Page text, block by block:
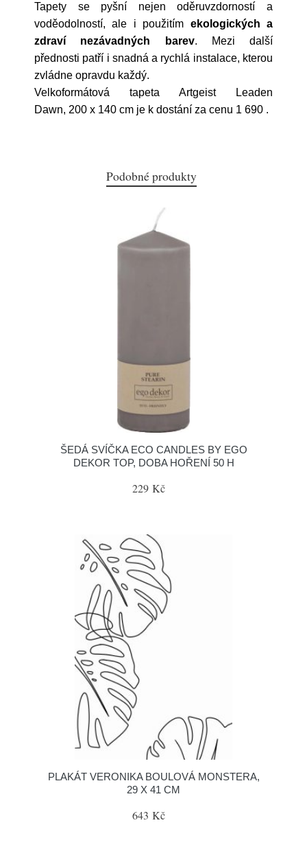
Tapety se pyšní nejen oděruvzdorností a
voděodolností, ale i použitím ekologických a
zdraví nezávadných barev. Mezi další
přednosti patří i snadná a rychlá instalace, kterou
zvládne opravdu každý.
Velkoformátová tapeta Artgeist Leaden
Dawn, 200 x 140 cm je k dostání za cenu 1 690 .
Podobné produkty
ŠEDÁ SVÍČKA ECO CANDLES BY EGO
DEKOR TOP, DOBA HOŘENÍ 50 H
229 Kč
PLAKÁT VERONIKA BOULOVÁ MONSTERA,
29 X 41 CM
643 Kč